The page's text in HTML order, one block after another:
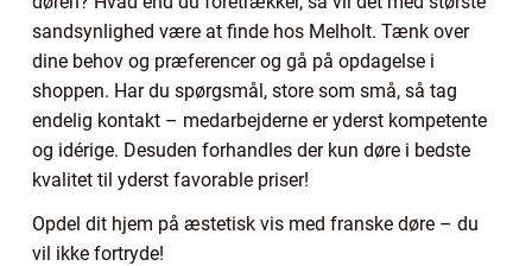
sandsynlighed være at finde hos Melholt. Tænk over
dine behov og præferencer og gå på opdagelse i
shoppen. Har du spørgsmål, store som små, så tag
endelig kontakt – medarbejderne er yderst kompetente
og idérige. Desuden forhandles der kun døre i bedste
kvalitet til yderst favorable priser!
Opdel dit hjem på æstetisk vis med franske døre – du
vil ikke fortryde!